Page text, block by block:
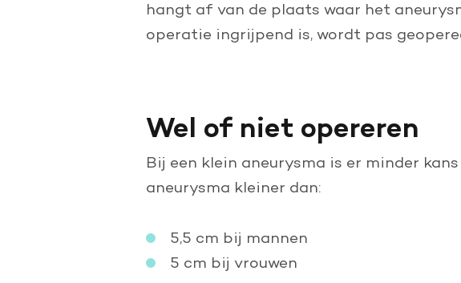
Doe een grote schenking
Geef periodiek
hangt af van de plaats waar het
operatie ingrijpend is, wordt pas
Wel of niet opereren
Bij een klein aneurysma is er minder
aneurysma kleiner dan:
5,5 cm bij mannen
5 cm bij vrouwen